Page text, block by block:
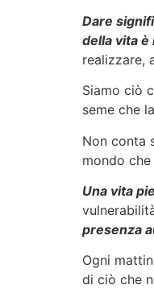
Dare
della vita
realizzare,
Siamo ciò
seme che
Non conta
mondo
Una vita
presenza
Ogni
di ciò che